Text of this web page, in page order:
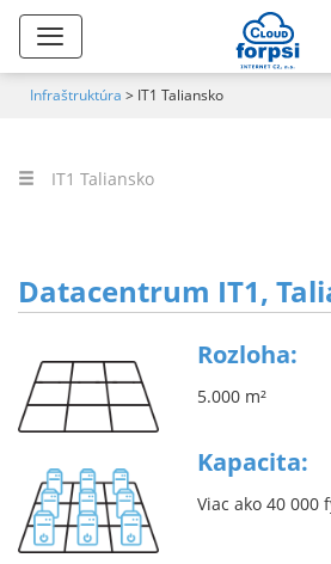
Infraštruktúra > IT1 Taliansko
IT1 Taliansko
Datacentrum IT1,
Rozloha:
5.000 m²
Kapacita:
Viac ako 40 000